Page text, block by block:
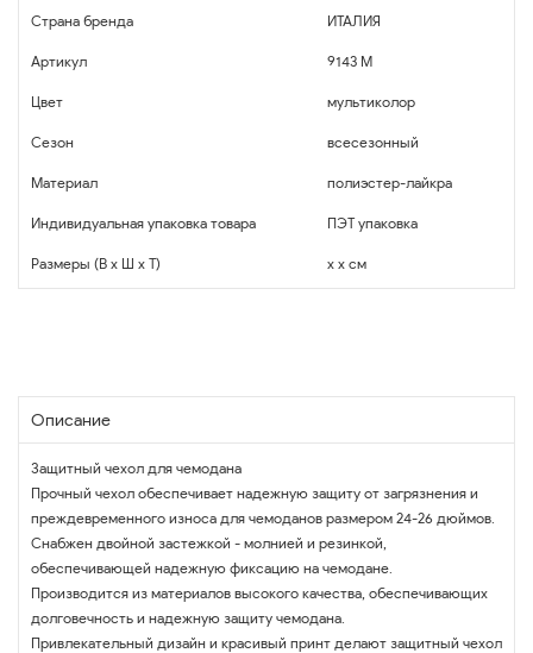
Страна бренда ИТАЛИЯ
Артикул 9143 M
Цвет мультиколор
Сезон всесезонный
Материал полиэстер-лайкра
Индивидуальная упаковка товара ПЭТ упаковка
Размеры (В x Ш x Т) x x см
Описание
Защитный чехол для чемодана
Прочный чехол обеспечивает надежную защиту от загрязнения и
преждевременного износа для чемоданов размером 24-26 дюймов.
Снабжен двойной застежкой - молнией и резинкой,
обеспечивающей надежную фиксацию на чемодане.
Производится из материалов высокого качества, обеспечивающих
долговечность и надежную защиту чемодана.
Привлекательный дизайн и красивый принт делают защитный чехол